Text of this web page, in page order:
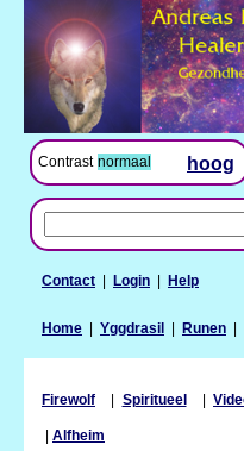
Contrast normaal hoog
Contact | Login | Help
Home | Yggdrasil | Runen |
Firewolf | Spiritueel|
| Alfheim